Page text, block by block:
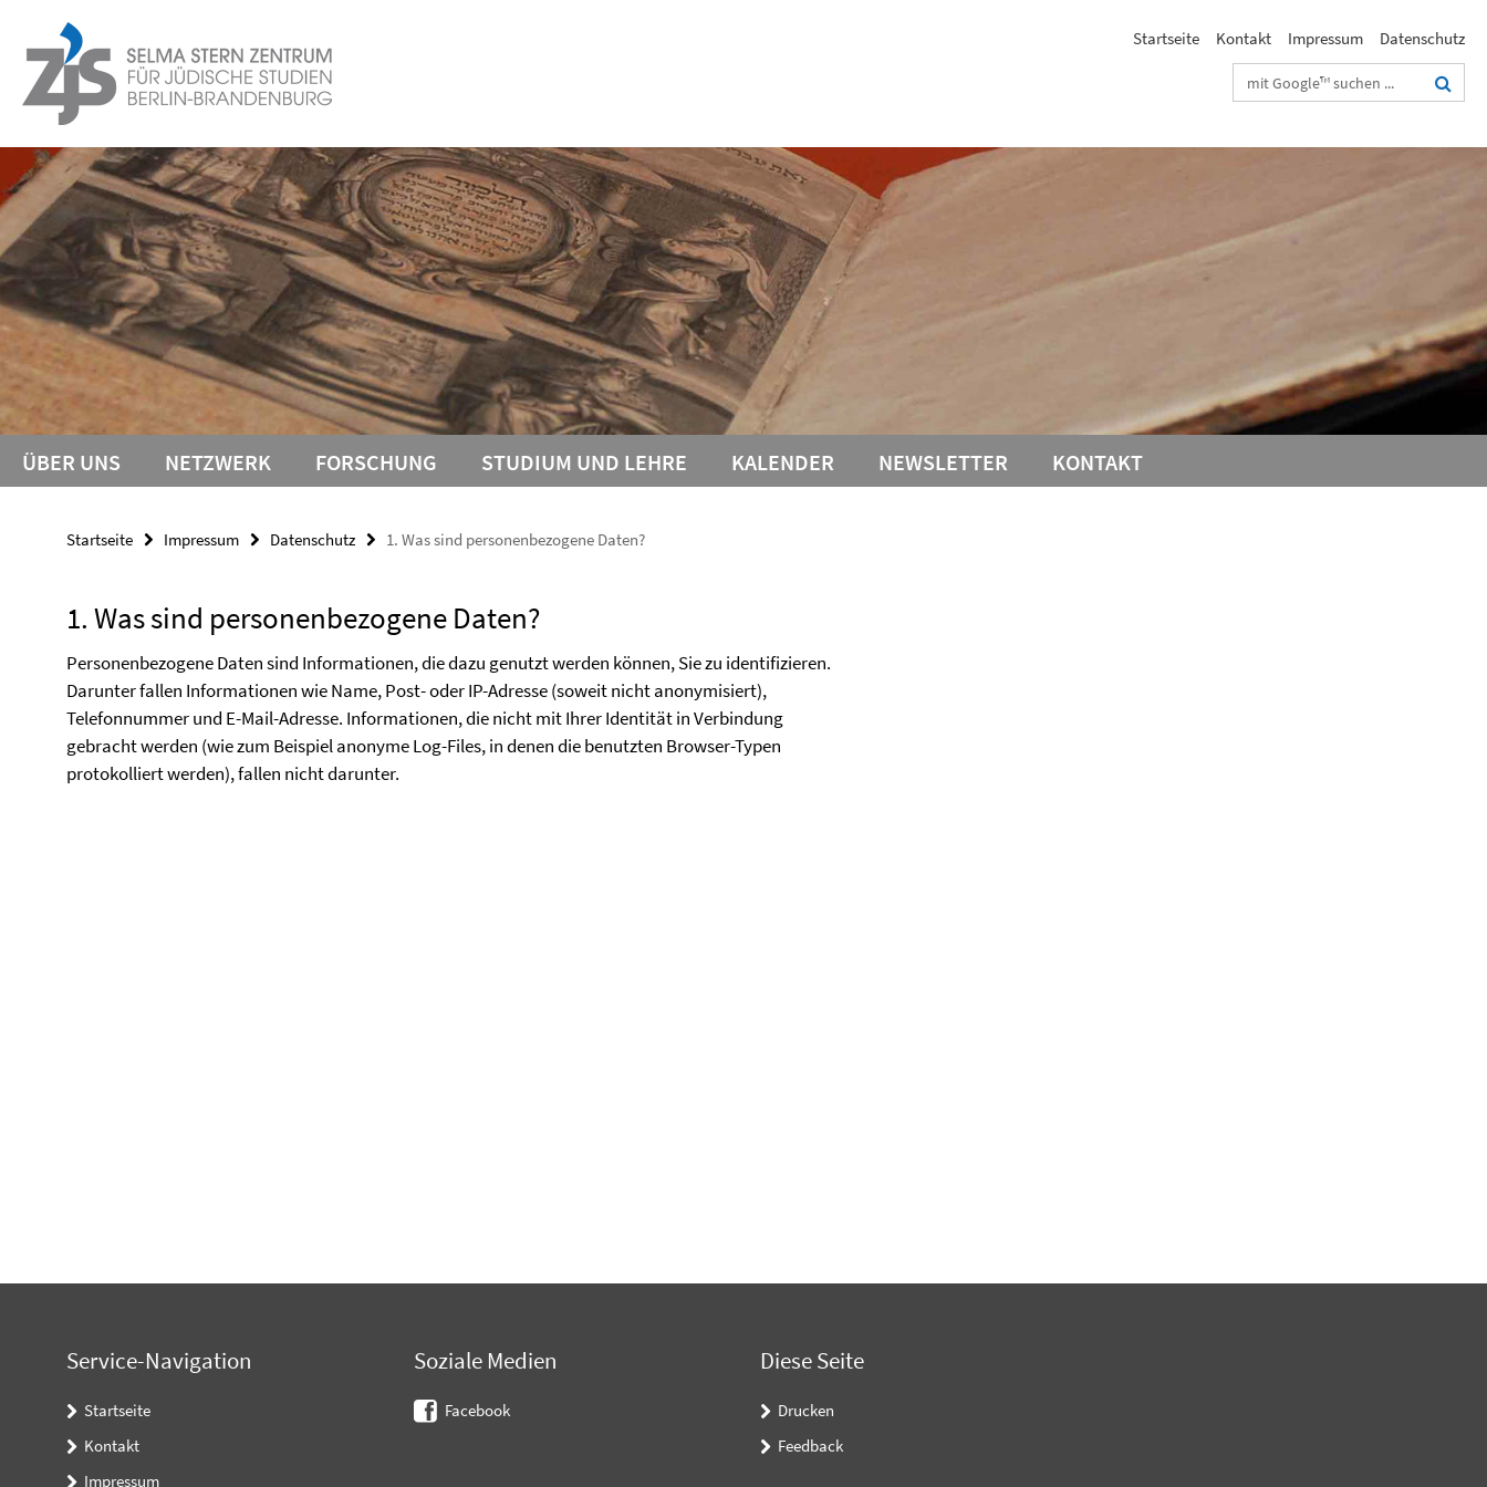
Inhalt
Service-
Navigation
Startseite Kontakt Impressum
Datenschutz
Suchbegriffe
ÜBER UNS NETZWERK FORSCHUNG STUDIUM UND LEHRE KALENDER NEWSLETTER KONTAKT
Startseite Impressum Datenschutz 1. Was sind personenbezogene Daten?
1. Was sind personenbezogene Daten?
Personenbezogene Daten sind Informationen, die dazu genutzt werden können, Sie zu identifizieren.
Darunter fallen Informationen wie Name, Post- oder IP-Adresse (soweit nicht anonymisiert),
Telefonnummer und E-Mail-Adresse. Informationen, die nicht mit Ihrer Identität in Verbindung
gebracht werden (wie zum Beispiel anonyme Log-Files, in denen die benutzten Browser-Typen
protokolliert werden), fallen nicht darunter.
Service-Navigation
Startseite
Kontakt
Impressum
Soziale Medien
Facebook
Diese Seite
Drucken
Feedback